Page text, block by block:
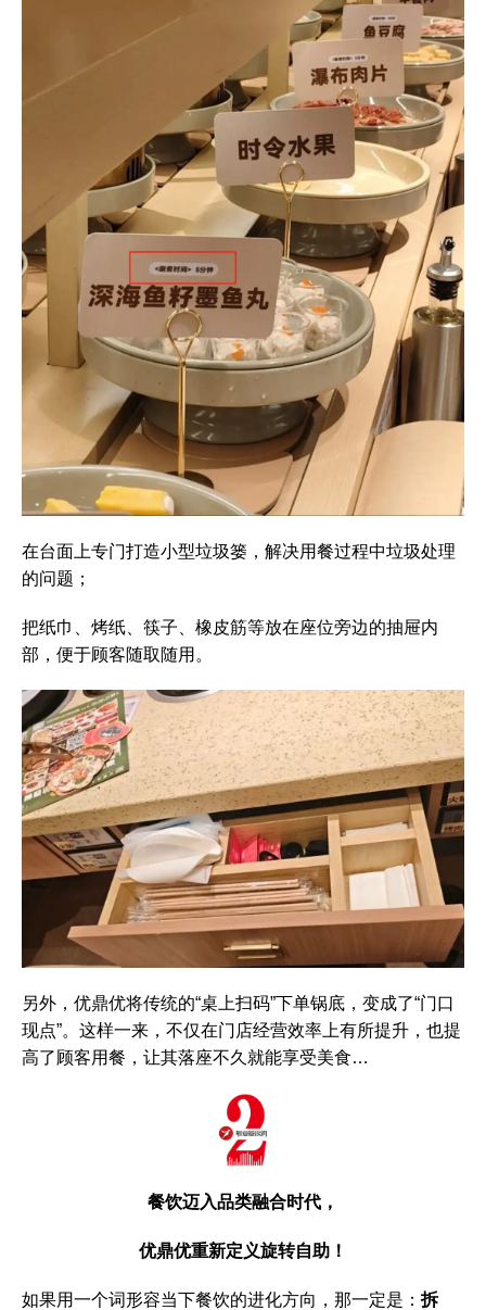
在台面上专门打造小型垃圾篓，解决用餐过程中垃圾处理
的问题；
把纸巾、烤纸、筷子、橡皮筋等放在座位旁边的抽屉内
部，便于顾客随取随用。
另外，优鼎优将传统的“桌上扫码”下单锅底，变成了“门口
现点”。这样一来，不仅在门店经营效率上有所提升，也提
高了顾客用餐，让其落座不久就能享受美食…
餐饮迈入品类融合时代，
优鼎优重新定义旋转自助！
如果用一个词形容当下餐饮的进化方向，那一定是： 拆